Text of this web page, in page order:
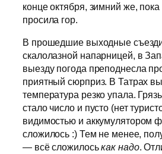
конце октября, зимний же,
просила гор.
В прошедшие выходные
скалолазной напарницей, в
выезду погода преподнесла
приятный сюрприз. В Татрах
температура резко упала.
стало число и пусто (нет
видимостью и аккумулятором
сложилось :) Тем не менее,
— всё сложилоськак надо.